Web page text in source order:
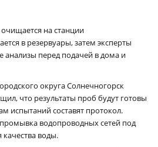
очищается на станции
в резервуары, затем эксперты
анализы перед подачей в дома и
округа Солнечногорск
что результаты проб будут готовы
испытаний составят протокол.
водопроводных сетей под
воды.